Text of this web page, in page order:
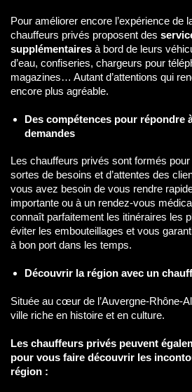
Pour améliorer encore l’expérience de
chauffeurs privés proposent des
supplémentaires à bord de leurs
d’eau, confiseries, chargeurs pour
magazines… Autant d’attentions qui
encore plus agréable.
Des compétences pour répondre
demandes
Les chauffeurs privés sont formés
sortes de besoins et d’attentes des
vous avez besoin de vous rendre
importante ou à un rendez-vous
connaît parfaitement les itinéraires les
éviter les embouteillages et vous
à bon port dans les temps.
Découvrir la région avec un
Située au cœur de l’Auvergne-Rhône-
ville riche en histoire et en culture.
Les chauffeurs privés peuvent
pour vous faire découvrir les
région :